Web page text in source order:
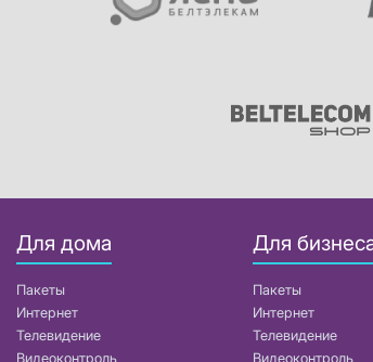
Для дома
Пакеты
Интернет
Телевидение
Видеоконтроль
Для
Пакеты
Интернет
Телевидение
Видеоконтроль